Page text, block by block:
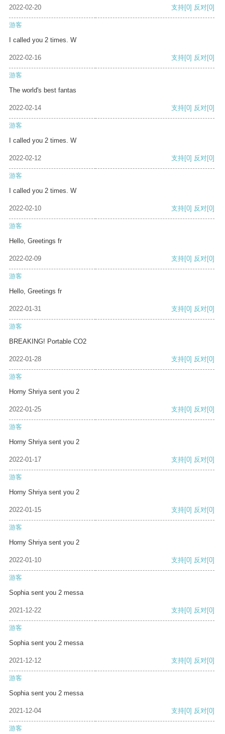
2022-02-20 支持[0] 反对[0]
游客
I called you 2 times. W
2022-02-16 支持[0] 反对[0]
游客
The world's best fantas
2022-02-14 支持[0] 反对[0]
游客
I called you 2 times. W
2022-02-12 支持[0] 反对[0]
游客
I called you 2 times. W
2022-02-10 支持[0] 反对[0]
游客
Hello, Greetings fr
2022-02-09 支持[0] 反对[0]
游客
Hello, Greetings fr
2022-01-31 支持[0] 反对[0]
游客
BREAKING! Portable CO2
2022-01-28 支持[0] 反对[0]
游客
Horny Shriya sent you 2
2022-01-25 支持[0] 反对[0]
游客
Horny Shriya sent you 2
2022-01-17 支持[0] 反对[0]
游客
Horny Shriya sent you 2
2022-01-15 支持[0] 反对[0]
游客
Horny Shriya sent you 2
2022-01-10 支持[0] 反对[0]
游客
Sophia sent you 2 messa
2021-12-22 支持[0] 反对[0]
游客
Sophia sent you 2 messa
2021-12-12 支持[0] 反对[0]
游客
Sophia sent you 2 messa
2021-12-04 支持[0] 反对[0]
游客